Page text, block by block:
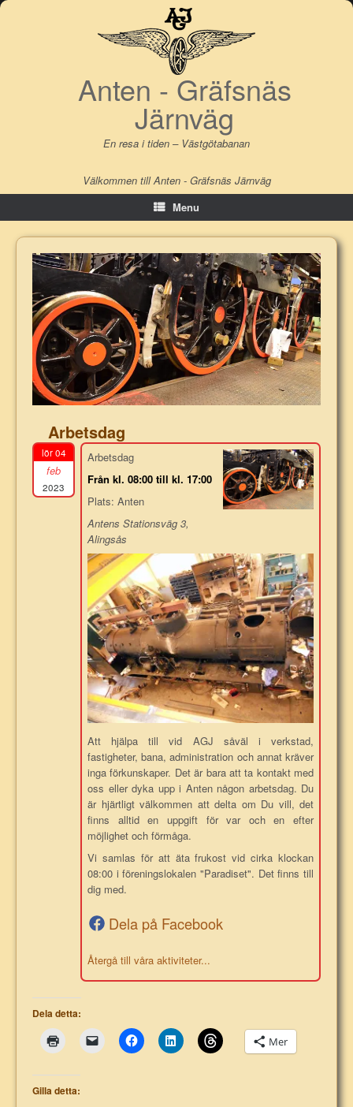
Skip
Anten - Gräfsnäs
Järnväg
En resa i tiden – Västgötabanan
Välkommen till Anten - Gräfsnäs Järnväg
Menu
Arbetsdag
lör 04
feb
2023
Arbetsdag
Från kl. 08:00 till kl. 17:00
Plats: Anten
Antens Stationsväg 3,
Alingsås
Att hjälpa till vid AGJ såväl i verkstad,
fastigheter, bana, administration och annat kräver
inga förkunskaper. Det är bara att ta kontakt med
oss eller dyka upp i Anten någon arbetsdag. Du
är hjärtligt välkommen att delta om Du vill, det
finns alltid en uppgift för var och en efter
möjlighet och förmåga.
Vi samlas för att äta frukost vid cirka klockan
08:00 i föreningslokalen "Paradiset". Det finns till
dig med.
Dela på Facebook
Återgå till våra aktiviteter...
Dela detta:
Mer
Gilla detta: